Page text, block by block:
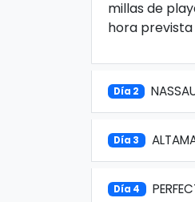
millas de
hora prevista
Día 2
Día 3
Día 4